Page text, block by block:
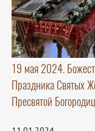
19 мая 2024.
Праздника Святых
Пресвятой